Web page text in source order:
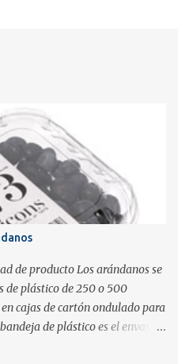
de producto Los arándanos se
de plástico de 250 o 500
cajas de cartón ondulado para
de plástico es el envase